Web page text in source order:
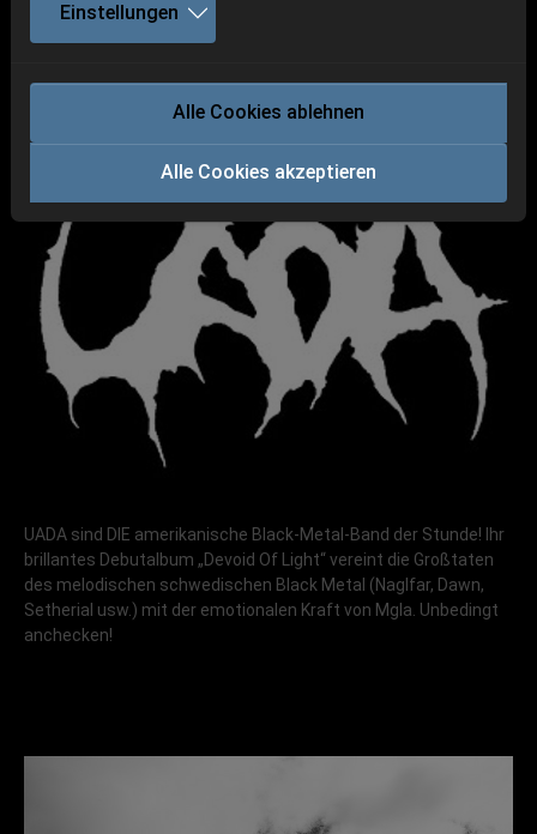
UADA
UADA sind DIE amerikanische Black-Metal-Band der Stunde! Ihr
brillantes Debutalbum „Devoid Of Light“ vereint die Großtaten
des melodischen schwedischen Black Metal (Naglfar, Dawn,
Setherial usw.) mit der emotionalen Kraft von Mgla. Unbedingt
anchecken!
Einstellungen
Alle Cookies ablehnen
Alle Cookies akzeptieren